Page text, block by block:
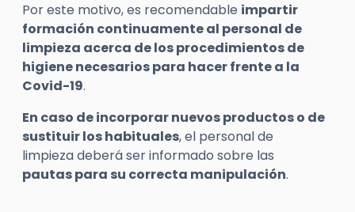
Por este motivo, es recomendable impartir
formación continuamente al personal de
limpieza acerca de los procedimientos de
higiene necesarios para hacer frente a la
Covid-19.
En caso de incorporar nuevos productos o de
sustituir los habituales, el personal de
limpieza deberá ser informado sobre las
pautas para su correcta manipulación.